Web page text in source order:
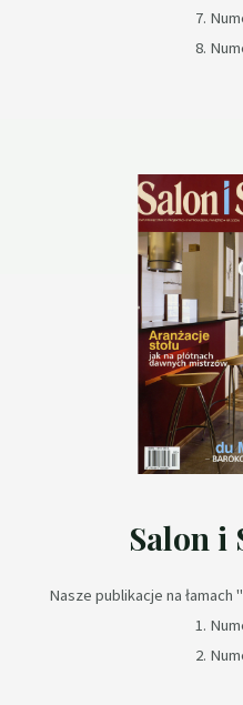
7.
8.
Salon i
Nasze publikacje na łamach
1.
2.